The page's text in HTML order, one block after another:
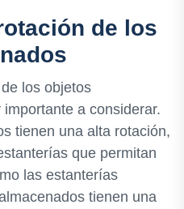
de los
los objetos
a considerar.
tienen una alta rotación,
que permitan
las estanterías
tienen una